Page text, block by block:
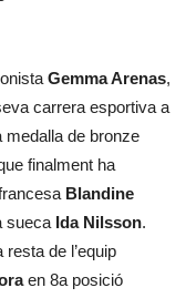
Gemma Arenas,
carrera esportiva a
de bronze
finalment ha
Blandine
sueca Ida Nilsson.
de l’equip
en 8a posició